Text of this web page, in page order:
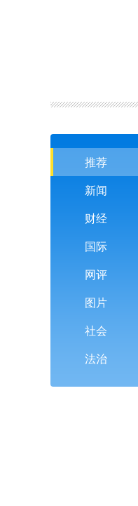
推荐
新闻
财经
国际
网评
图片
社会
法治